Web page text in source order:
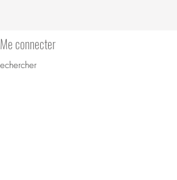
Me connecter